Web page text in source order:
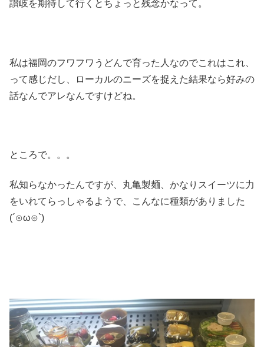
讃岐を期待して行くとちょっと残念かなって。
私は福岡のフワフワうどんで育った人なのでこれはこれ、
って感じだし、ローカルのニーズを捉えた結果なら好みの
話なんでアレなんですけどね。
ところで。。。
私知らなかったんですが、丸亀製麺、かなりスイーツに力
をいれてらっしゃるようで、こんなに種類がありました
(´⊙ω⊙`)